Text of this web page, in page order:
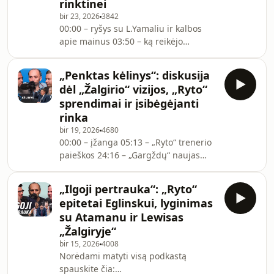
dalyje aptartos šios temos: 1:01:53 –
kodėl T.Balčėtis paliko „Žalgirį“ 1:04:00
– kiek uždirbs G.Radzevičius 1:05:24 –
„Ryto“ reikalai ir
rinktinei
bir 23, 20263842
00:00 – ryšys su L.Yamaliu ir kalbos
apie mainus 03:50 – ką reikėjo
„Heat“ kultūra 16:20 – B.Adebayo
rekordas 20:05 – NBA nėra cirkas ir
Kasparo išbandymai 26:30 – „Heat“
požiūris į rinktinę ir ką Lietuva gali
nuveikti 34:26 – ar verta važiuoti į
NCAA 39:45 – „Heat“ ir „Magic“
priešprieša ir NBA taurė 41:15 –
„Knicks“ triumf
„Penktas kėlinys“: diskusija
dėl „Žalgirio“ vizijos, „Ryto“
sprendimai ir įsibėgėjanti
rinka
bir 19, 20264680
00:00 – įžanga 05:13 – „Ryto“ trenerio
paieškos 24:16 – „Gargždų“ naujas
46:00 – diskusija dėl „Žalgirio“ vizijos
1:07:18 – „Rytas“ vienoje arenoje
„Ilgoji pertrauka“: „Ryto“
epitetai Eglinskui, lyginimas
su Atamanu ir Lewisas
„Žalgiryje“
bir 15, 20264008
Norėdami matyti visą podkastą
spauskite čia: